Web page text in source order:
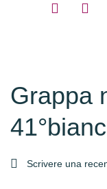
Grappa
 Scrivere una